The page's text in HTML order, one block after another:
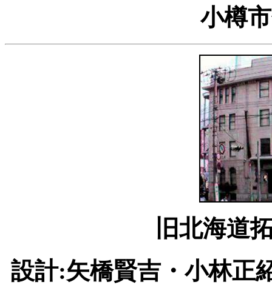
小樽
旧北海道
設計:矢橋賢吉・小林正